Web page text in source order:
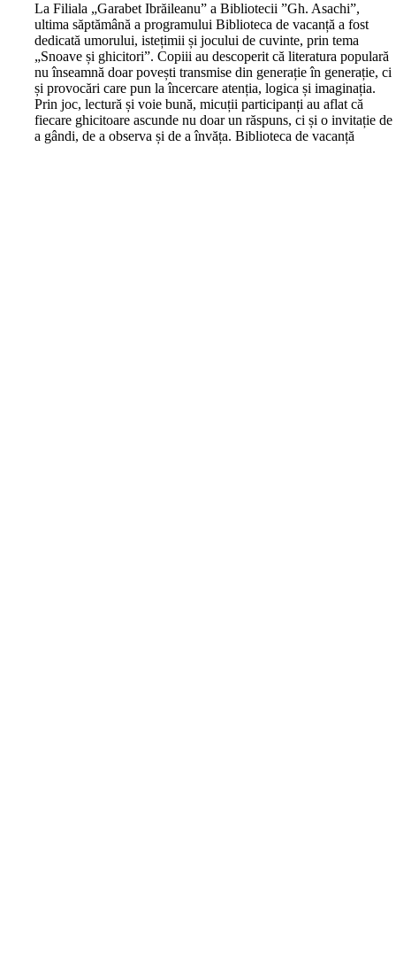
La Filiala „Garabet Ibrăileanu” a Bibliotecii ”Gh. Asachi”,
ultima săptămână a programului Biblioteca de vacanță a fost
dedicată umorului, istețimii și jocului de cuvinte, prin tema
„Snoave și ghicitori”. Copiii au descoperit că literatura populară
nu înseamnă doar povești transmise din generație în generație, ci
și provocări care pun la încercare atenția, logica și imaginația.
Prin joc, lectură și voie bună, micuții participanți au aflat că
fiecare ghicitoare ascunde nu doar un răspuns, ci și o invitație de
a gândi, de a observa și de a învăța. Biblioteca de vacanță